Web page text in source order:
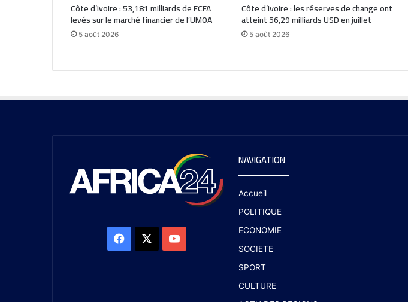
Côte d’Ivoire : 53,181 milliards de FCFA
levés sur le marché financier de l’UMOA
5 août 2026
Côte d’Ivoire : les réserves de change ont
atteint 56,29 milliards USD en juillet
5 août 2026
NAVIGATION
Accueil
POLITIQUE
ECONOMIE
SOCIETE
SPORT
CULTURE